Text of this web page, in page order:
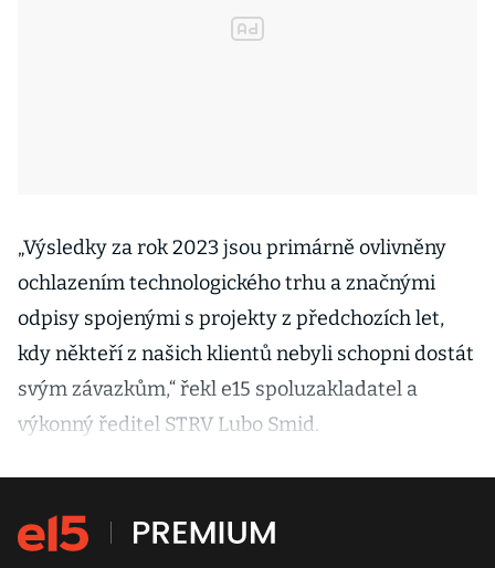
„Výsledky za rok 2023 jsou primárně ovlivněny
ochlazením technologického trhu a značnými
odpisy spojenými s projekty z předchozích let,
kdy někteří z našich klientů nebyli schopni dostát
svým závazkům,“ řekl e15 spoluzakladatel a
výkonný ředitel STRV Lubo Smid.